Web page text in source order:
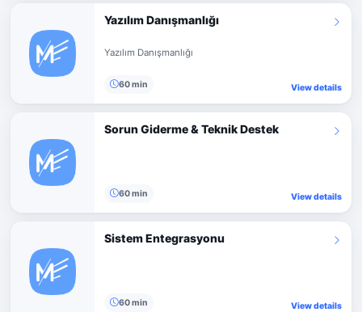
Yazılım Danışmanlığı
Yazılım Danışmanlığı
60 min View details
Sorun Giderme & Teknik Destek
60 min View details
Sistem Entegrasyonu
60 min View details